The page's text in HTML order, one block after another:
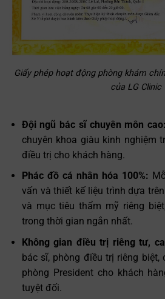
Giấy phép hoạt động phòng khám
của LG Clinic
Đội ngũ bác sĩ chuyên môn cao:
chuyên khoa giàu kinh nghiệm
điều trị cho khách hàng.
Phác đồ cá nhân hóa 100%:
vấn và thiết kế liệu trình dựa
và mục tiêu thẩm mỹ riêng
trong thời gian ngắn nhất.
Không gian điều trị riêng tư,
bác sĩ, phòng điều trị riêng biệt,
phòng President cho khách
tuyệt đối.